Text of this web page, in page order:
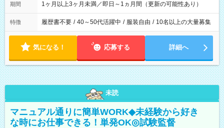
期間 1ヶ月以上3ヶ月未満／即日～1ヵ月間（更新の可能性あり）
特徴 履歴書不要 / 40～50代活躍中 / 服装自由 / 10名以上の大量募集
気になる！ 応募する 詳細へ
未読
マニュアル通りに簡単WORK◆未経験から好き
な時にお仕事できる！単発OK◎試験監督